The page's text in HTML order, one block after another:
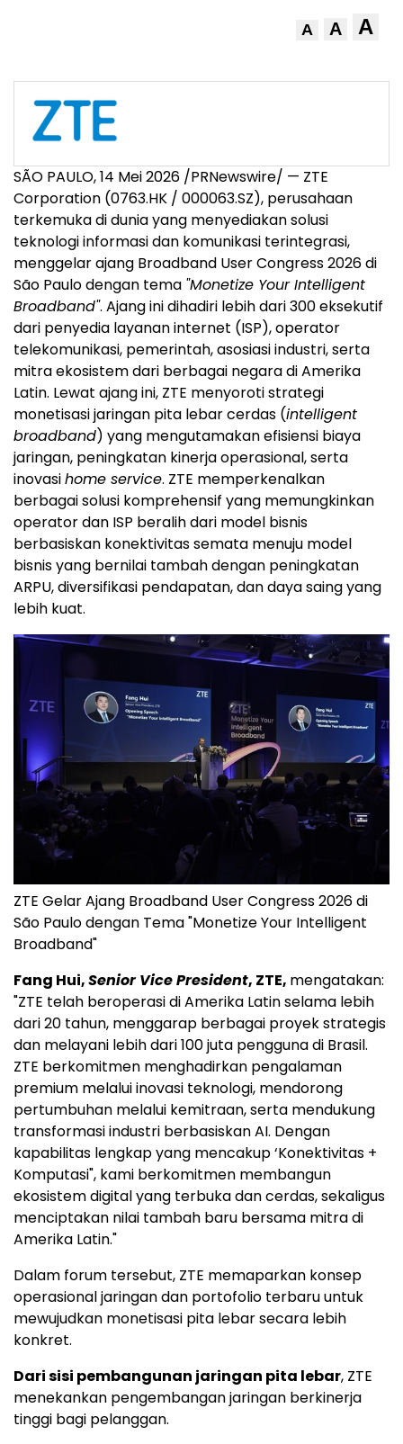
A A A
SÃO PAULO,14 Mei 2026 /PRNewswire/ — ZTE
Corporation (0763.HK / 000063.SZ), perusahaan
terkemuka di dunia yang menyediakan solusi
teknologi informasi dan komunikasi terintegrasi,
menggelar ajang Broadband User Congress 2026 di
São Paulo dengan tema "Monetize Your Intelligent
Broadband". Ajang ini dihadiri lebih dari 300 eksekutif
dari penyedia layanan internet (ISP), operator
telekomunikasi, pemerintah, asosiasi industri, serta
mitra ekosistem dari berbagai negara di Amerika
Latin. Lewat ajang ini, ZTE menyoroti strategi
monetisasi jaringan pita lebar cerdas (intelligent
broadband) yang mengutamakan efisiensi biaya
jaringan, peningkatan kinerja operasional, serta
inovasihome service. ZTE memperkenalkan
berbagai solusi komprehensif yang memungkinkan
operator dan ISP beralih dari model bisnis
berbasiskan konektivitas semata menuju model
bisnis yang bernilai tambah dengan peningkatan
ARPU, diversifikasi pendapatan, dan daya saing yang
lebih kuat.
ZTE Gelar Ajang Broadband User Congress 2026 di
São Paulo dengan Tema "Monetize Your Intelligent
Broadband"
Fang Hui,Senior Vice President, ZTE, mengatakan:
"ZTE telah beroperasi di Amerika Latin selama lebih
dari 20 tahun, menggarap berbagai proyek strategis
dan melayani lebih dari 100 juta pengguna di Brasil.
ZTE berkomitmen menghadirkan pengalaman
premium melalui inovasi teknologi, mendorong
pertumbuhan melalui kemitraan, serta mendukung
transformasi industri berbasiskan AI. Dengan
kapabilitas lengkap yang mencakup ‘Konektivitas +
Komputasi", kami berkomitmen membangun
ekosistem digital yang terbuka dan cerdas, sekaligus
menciptakan nilai tambah baru bersama mitra di
Amerika Latin."
Dalam forum tersebut, ZTE memaparkan konsep
operasional jaringan dan portofolio terbaru untuk
mewujudkan monetisasi pita lebar secara lebih
konkret.
Dari sisi pembangunan jaringan pita lebar, ZTE
menekankan pengembangan jaringan berkinerja
tinggi bagi pelanggan.